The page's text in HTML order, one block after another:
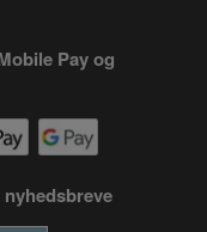
Pay og